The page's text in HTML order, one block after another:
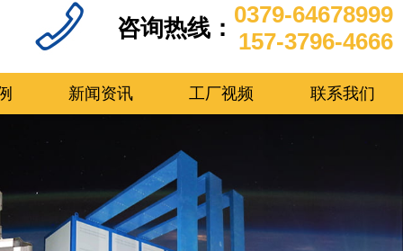
咨询热线： 0379-64678999
157-3796-4666
新闻资讯 工厂视频 联系我们